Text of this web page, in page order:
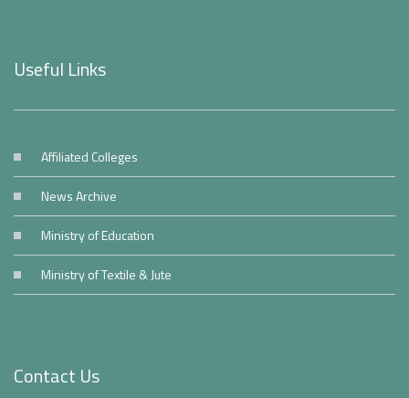
Useful Links
Affiliated Colleges
News Archive
Ministry of Education
Ministry of Textile & Jute
Contact Us